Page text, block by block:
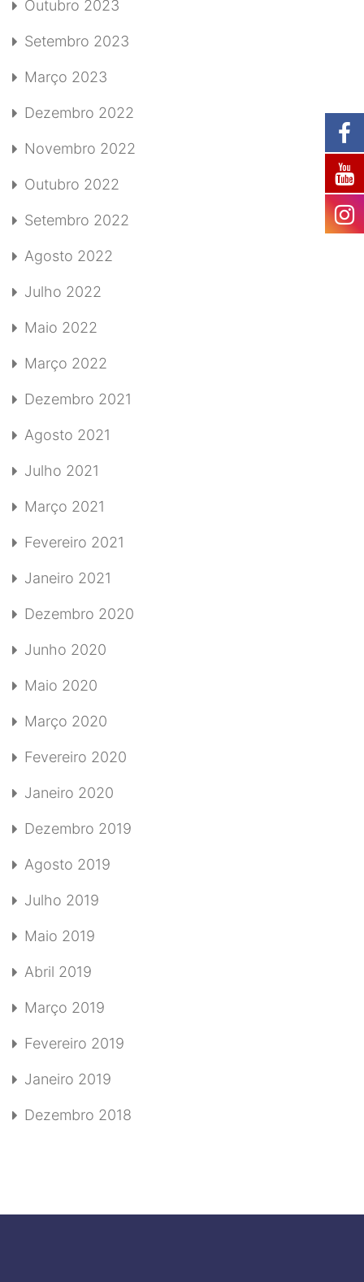
Outubro 2023
Setembro 2023
Março 2023
Dezembro 2022
Novembro 2022
Outubro 2022
Setembro 2022
Agosto 2022
Julho 2022
Maio 2022
Março 2022
Dezembro 2021
Agosto 2021
Julho 2021
Março 2021
Fevereiro 2021
Janeiro 2021
Dezembro 2020
Junho 2020
Maio 2020
Março 2020
Fevereiro 2020
Janeiro 2020
Dezembro 2019
Agosto 2019
Julho 2019
Maio 2019
Abril 2019
Março 2019
Fevereiro 2019
Janeiro 2019
Dezembro 2018